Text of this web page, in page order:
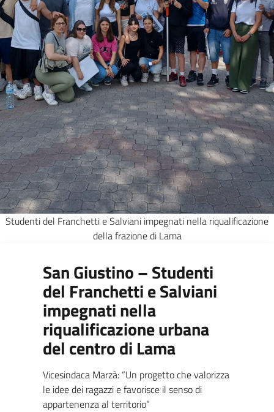
Studenti del Franchetti e Salviani impegnati nella riqualificazione
della frazione di Lama
San Giustino – Studenti
del Franchetti e Salviani
impegnati nella
riqualificazione urbana
del centro di Lama
Vicesindaca Marzà: “Un progetto che valorizza
le idee dei ragazzi e favorisce il senso di
appartenenza al territorio”